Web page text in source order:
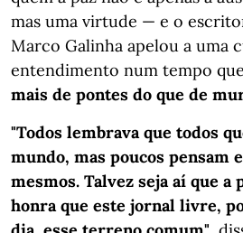
mas uma virtude — e o
Marco Galinha apelou a uma
entendimento num tempo
mais de pontes do que de
"Todos lembrava que todos
mundo, mas poucos pensam
mesmos. Talvez seja aí que a
honra que este jornal livre,